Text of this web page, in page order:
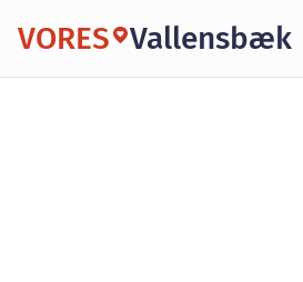
VORES Vallensbæk